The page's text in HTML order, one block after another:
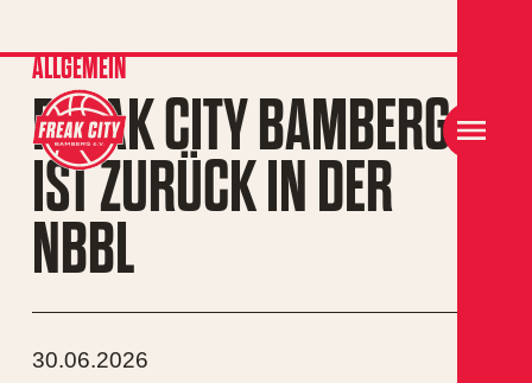
ALLGEMEIN
FREAK CITY BAMBERG
IST ZURÜCK IN DER
NBBL
30.06.2026